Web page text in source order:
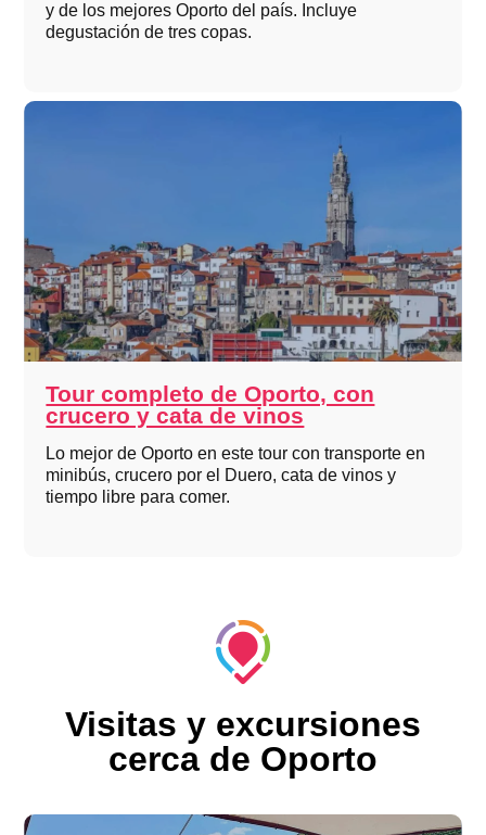
y de los mejores Oporto del país. Incluye
degustación de tres copas.
Tour completo de Oporto, con
crucero y cata de vinos
Lo mejor de Oporto en este tour con transporte en
minibús, crucero por el Duero, cata de vinos y
tiempo libre para comer.
Visitas y excursiones
cerca de Oporto